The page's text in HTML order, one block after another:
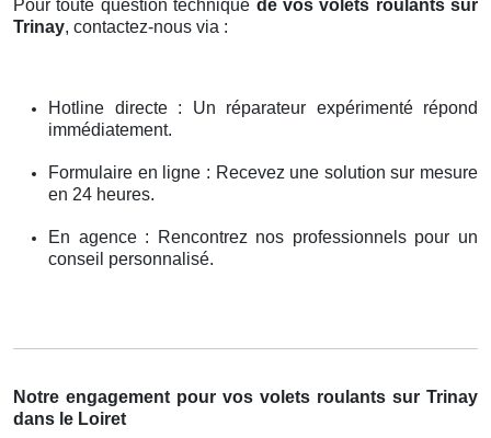
Pour toute question technique de vos volets roulants sur
Trinay, contactez-nous via :
Hotline directe : Un réparateur expérimenté répond
immédiatement.
Formulaire en ligne : Recevez une solution sur mesure
en 24 heures.
En agence : Rencontrez nos professionnels pour un
conseil personnalisé.
Notre engagement pour vos volets roulants sur Trinay
dans le Loiret